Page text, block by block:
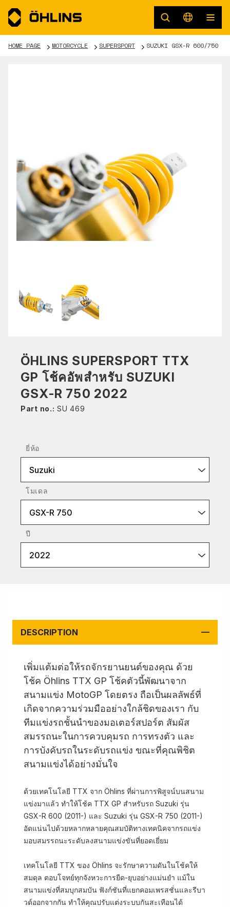
HOME PAGE MOTORCYCLE SUPERSPORT SUZUKI GSX-R 600/750
ÖHLINS SUPERSPORT TTX
GP โช้คอัพสำหรับ SUZUKI
GSX-R 750 2022
Part no.: SU 469
ยี่ห้อ
Suzuki
โมเดล
GSX-R 750
ปี
2022
DESCRIPTION
เพิ่มแต้มต่อให้รถจักรยานยนต์ของคุณ ด้วย
โช้ค Öhlins TTX GP โช้คตัวนี้พัฒนาจาก
สนามแข่ง MotoGP โดยตรง ถือเป็นผลลัพธ์ที่
เกิดจากความร่วมมืออย่างใกล้ชิดของเรา กับ
ทีมแข่งรถชั้นนำของมอเตอร์สปอร์ต สัมผัส
สมรรถนะในการควบคุมรถ การทรงตัว และ
การบังคับรถในระดับรถแข่ง ขณะที่คุณพิชิต
สนามแข่งได้อย่างมั่นใจ
ด้วยเทคโนโลยี TTX จาก Öhlins ที่ผ่านการพิสูจน์บนสนาม
แข่งมาแล้ว ทำให้โช้ค TTX GP สำหรับรถ Suzuki รุ่น
GSX-R 600 (2011-) และ Suzuki รุ่น GSX-R 750 (2011-)
อัดแน่นไปด้วยหลากหลายคุณสมบัติทางเทคนิคจากรถแข่ง
มอบสมรรถนะระดับลงสนามแข่งขันที่ยอดเยี่ยม
เทคโนโลยี TTX ของ Öhlins จะรักษาความดันในโช้คให้
สมดุล ตอบโจทย์ทุกจังหวะการยืด-ยุบอย่างแม่นยำ แม้ใน
สนามแข่งที่สมบุกสมบัน ฟังก์ชันที่แยกคอมเพรสชั่นและรีบา
วด์ออกจากกัน ทำให้คุณปรับแต่งระบบกันสะเทือนได้